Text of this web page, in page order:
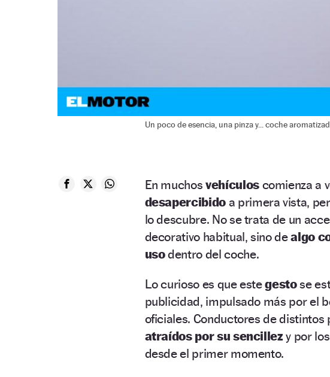
Un poco de esencia, una pinza y... coche
En muchos vehículoscomienza a
desapercibidoa primera vista,
lo descubre. No se trata de un
decorativo habitual, sino dealgo
usodentro del coche.
Lo curioso es que estegestose
publicidad, impulsado más por el
oficiales. Conductores de distintos
atraídos por su sencillez y por
desde el primer momento.